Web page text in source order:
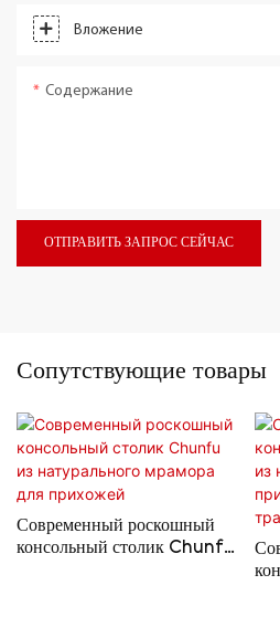
Вложение
Содержание
ОТПРАВИТЬ ЗАПРОС СЕЙЧАС
Сопутствующие товары
Современный роскошный
консольный столик Chunfu